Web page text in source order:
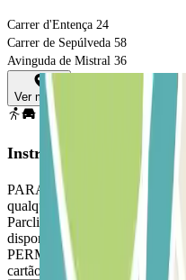
Carrer d'Entença 24
Carrer de Sepúlveda 58
Avinguda de Mistral 36
Ver mapa
Instruções
PARA ABRIR A BARREIRA:
qualquer lugar livre. Dirija-se
Parclick e o ticket. PARA
disponibilizado pelo pessoal
PERMITE ENTRADAS E
cartão/comando